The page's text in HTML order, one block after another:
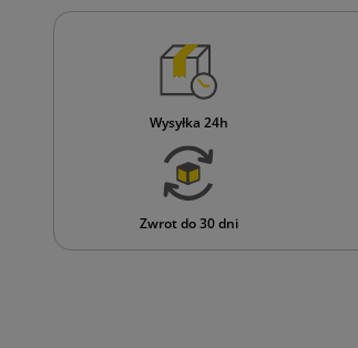
Wysyłka 24h
Zwrot do 30 dni